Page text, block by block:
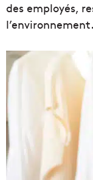
des employés,